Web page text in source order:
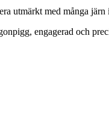
utmärkt med många järn
engagerad och